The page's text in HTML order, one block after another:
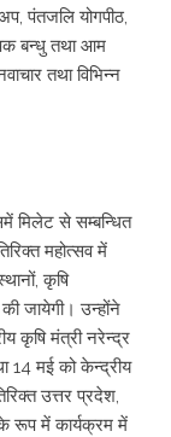
पंतजलि योगपीठ,
बन्धु तथा आम
तथा विभिन्न
मिलेट से सम्बन्धित
महोत्सव में
कृषि
की जायेगी। उन्होंने
कृषि मंत्री नरेन्द्र
14 मई को केन्द्रीय
उत्तर प्रदेश,
के रूप में कार्यक्रम में